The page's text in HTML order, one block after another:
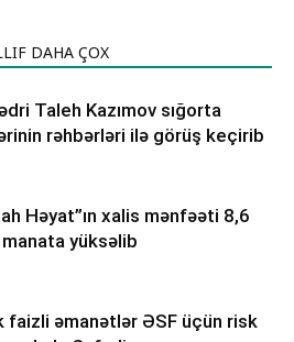
DAHA ÇOX
Taleh Kazımov sığorta
rəhbərləri ilə görüş keçirib
Həyat”ın xalis mənfəəti 8,6
yüksəlib
faizli əmanətlər ƏSF üçün risk